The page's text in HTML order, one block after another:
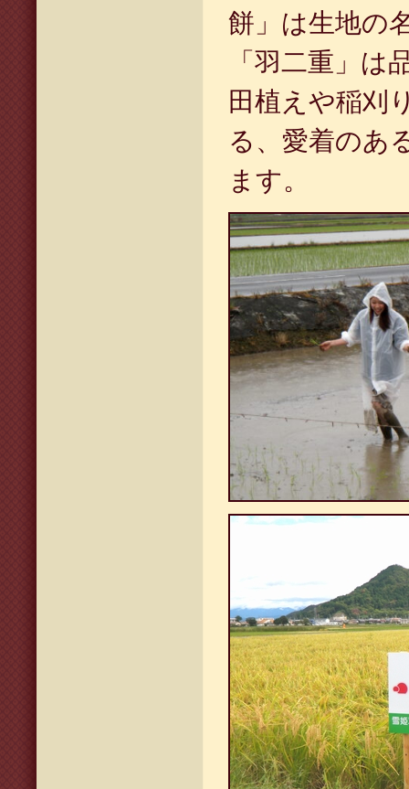
餅」は生地の
「羽二重」は
田植えや稲刈
る、愛着のあ
ます。